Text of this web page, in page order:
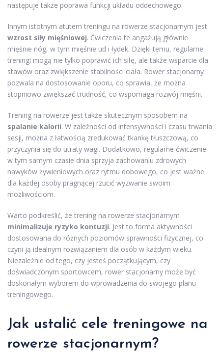
następuje także poprawa funkcji układu oddechowego.
Innym istotnym atutem treningu na rowerze stacjonarnym jest
wzrost siły mięśniowej. Ćwiczenia te angażują głównie
mięśnie nóg, w tym mięśnie ud i łydek. Dzięki temu, regularne
treningi mogą nie tylko poprawić ich siłę, ale także wsparcie dla
stawów oraz zwiększenie stabilności ciała. Rower stacjonarny
pozwala na dostosowanie oporu, co sprawia, że można
stopniowo zwiększać trudność, co wspomaga rozwój mięśni.
Trening na rowerze jest także skutecznym sposobem na
spalanie kalorii. W zależności od intensywności i czasu trwania
sesji, można z łatwością zredukować tkankę tłuszczową, co
przyczynia się do utraty wagi. Dodatkowo, regularne ćwiczenie
w tym samym czasie dnia sprzyja zachowaniu zdrowych
nawyków żywieniowych oraz rytmu dobowego, co jest ważne
dla każdej osoby pragnącej rzucić wyzwanie swoim
możliwościom.
Warto podkreślić, że trening na rowerze stacjonarnym
minimalizuje ryzyko kontuzji. Jest to forma aktywności
dostosowana do różnych poziomów sprawności fizycznej, co
czyni ją idealnym rozwiązaniem dla osób w każdym wieku.
Niezależnie od tego, czy jesteś początkującym, czy
doświadczonym sportowcem, rower stacjonarny może być
doskonałym wyborem do wprowadzenia do swojego planu
treningowego.
Jak ustalić cele treningowe na
rowerze stacjonarnym?